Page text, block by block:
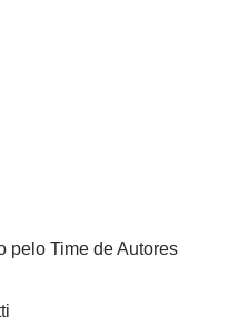
pelo Time de Autores